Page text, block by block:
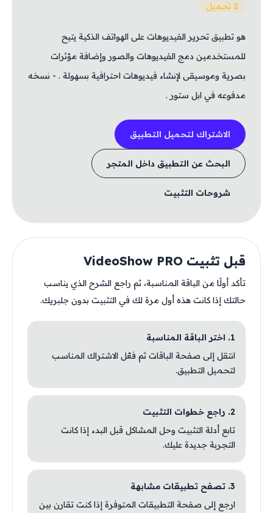
2 تحميل
هو تطبيق تحرير الفيديوهات على الهواتف الذكية يتيح
للمستخدمين دمج الفيديوهات والصور وإضافة مؤثرات
بصرية وموسيقى لإنشاء فيديوهات احترافية بسهولة . - نسخه
مدفوعه في ابل ستور .
الاشتراك لتحميل التطبيق
البحث عن التطبيق داخل المتجر
شروحات التثبيت
قبل تثبيت VideoShow PRO
تأكد أولًا من الباقة المناسبة، ثم راجع الشرح الذي يناسب
حالتك إذا كانت هذه أول مرة لك في التثبيت بدون جلبريك.
1. اختر الباقة المناسبة
انتقل إلى صفحة الباقات ثم فعّل الاشتراك المناسب
لتحميل التطبيق.
2. راجع خطوات التثبيت
تابع أدلة التثبيت وحل المشاكل قبل البدء إذا كانت
التجربة جديدة عليك.
3. تصفح تطبيقات مشابهة
ارجع إلى صفحة التطبيقات المتوفرة إذا كنت تقارن بين